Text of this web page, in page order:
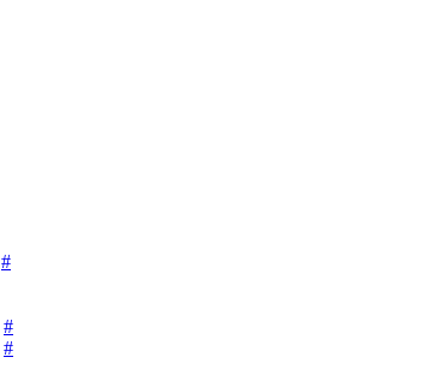
#
#
#